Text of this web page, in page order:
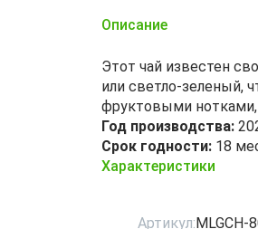
Описание
Этот чай известен
или светло-зеленый,
фруктовыми нотками,
Год производства:
Срок годности: 18
Характеристики
Артикул:MLGCH-